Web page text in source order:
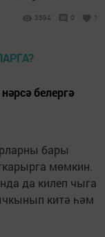
3594 0 1
белергә
бары
мөмкин.
да килеп чыга
китә һәм